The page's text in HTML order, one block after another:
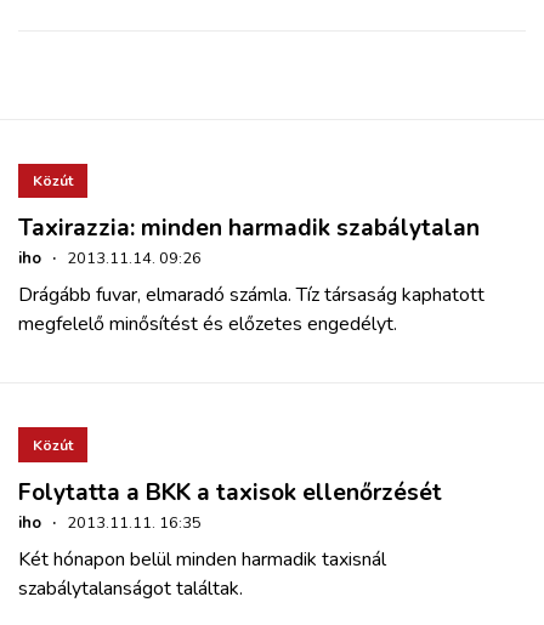
Közút
Taxirazzia: minden harmadik szabálytalan
iho · 2013.11.14. 09:26
Drágább fuvar, elmaradó számla. Tíz társaság kaphatott
megfelelő minősítést és előzetes engedélyt.
Közút
Folytatta a BKK a taxisok ellenőrzését
iho · 2013.11.11. 16:35
Két hónapon belül minden harmadik taxisnál
szabálytalanságot találtak.